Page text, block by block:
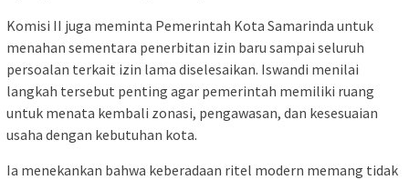
Komisi II juga meminta Pemerintah Kota Samarinda untuk
menahan sementara penerbitan izin baru sampai seluruh
persoalan terkait izin lama diselesaikan. Iswandi menilai
langkah tersebut penting agar pemerintah memiliki ruang
untuk menata kembali zonasi, pengawasan, dan kesesuaian
usaha dengan kebutuhan kota.
Ia menekankan bahwa keberadaan ritel modern memang tidak